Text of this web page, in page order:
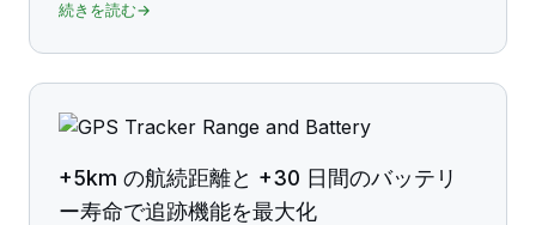
続きを読む→
+5km の航続距離と +30 日間のバッテリ
ー寿命で追跡機能を最大化